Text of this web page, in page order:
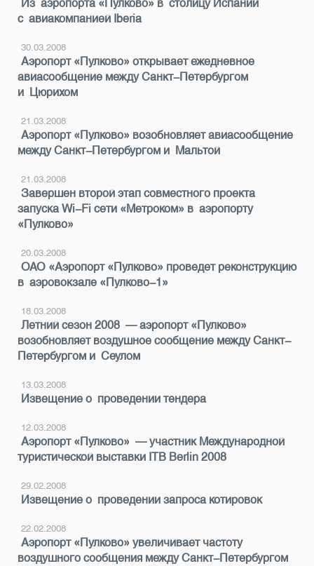
Из аэропорта «Пулково» в столицу Испании
с авиакомпанией Iberia
30.03.2008
Аэропорт «Пулково» открывает ежедневное
авиасообщение между Санкт-Петербургом
и Цюрихом
21.03.2008
Аэропорт «Пулково» возобновляет авиасообщение
между Санкт-Петербургом и Мальтой
21.03.2008
Завершен второй этап совместного проекта
запуска Wi-Fi сети «Метроком» в аэропорту
«Пулково»
20.03.2008
ОАО «Аэропорт «Пулково» проведет реконструкцию
в аэровокзале «Пулково-1»
18.03.2008
Летний сезон 2008 — аэропорт «Пулково»
возобновляет воздушное сообщение между Санкт-
Петербургом и Сеулом
13.03.2008
Извещение о проведении тендера
12.03.2008
Аэропорт «Пулково» — участник Международной
туристической выставки ITB Berlin 2008
29.02.2008
Извещение о проведении запроса котировок
22.02.2008
Аэропорт «Пулково» увеличивает частоту
воздушного сообщения между Санкт-Петербургом